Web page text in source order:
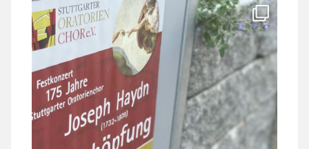
stuttgarter_oratorienchor
Juli 23